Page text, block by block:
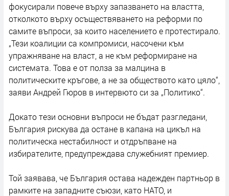
фокусирали повече върху запазването на властта,
отколкото върху осъществяването на реформи по
самите въпроси, за които населението е протестирало.
„Тези коалиции са компромиси, насочени към
упражняване на власт, а не към реформиране на
системата. Това е от полза за малцина в
политическите кръгове, а не за обществото като цяло“,
заяви Андрей Гюров в интервюто си за „Политико“.
Докато тези основни въпроси не бъдат разгледани,
България рискува да остане в капана на цикъл на
политическа нестабилност и отдръпване на
избирателите, предупреждава служебният премиер.
Той заявава, че България остава надежден партньор в
рамките на западните съюзи, като НАТО, и